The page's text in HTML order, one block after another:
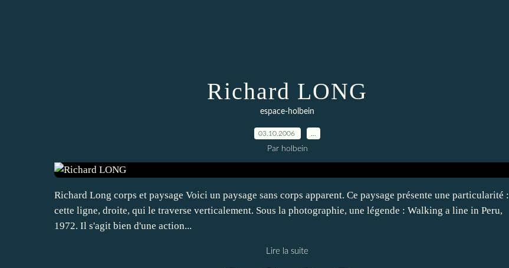
Richard LONG
espace-holbein
03.10.2006
Par holbein
Richard Long corps et paysage Voici un paysage sans corps apparent. Ce paysage présente une particularité :
cette ligne, droite, qui le traverse verticalement. Sous la photographie, une légende : Walking a line in Peru,
1972. Il s'agit bien d'une action...
Lire la suite